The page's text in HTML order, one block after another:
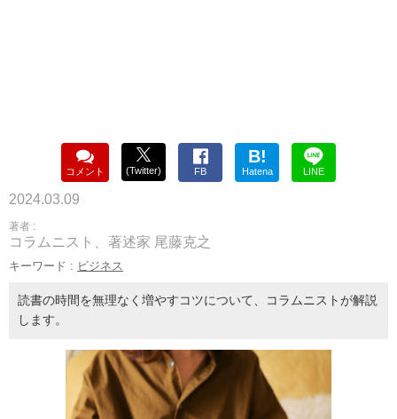
コメント (Twitter) FB
B!
Hatena LINE
2024.03.09
著者 :
コラムニスト、著述家 尾藤克之
キーワード : ビジネス
読書の時間を無理なく増やすコツについて、コラムニストが解説
します。